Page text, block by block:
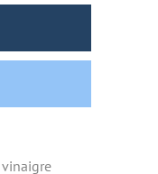
vinaigre